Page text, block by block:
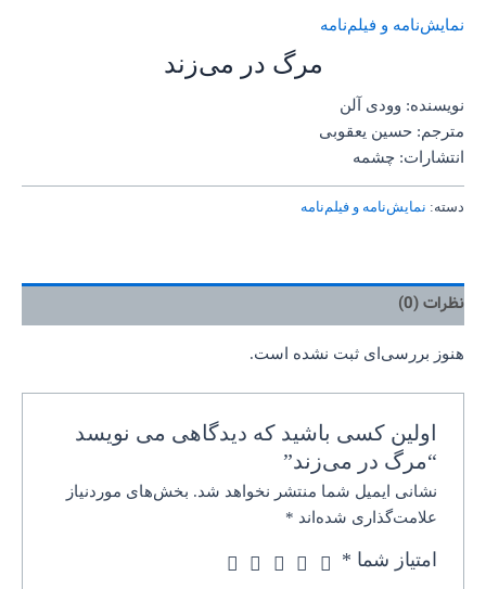
نمایش‌نامه و فیلم‌نامه
مرگ در می‌زند
نویسنده: وودی آلن
مترجم: حسین یعقوبی
انتشارات: چشمه
دسته: نمایش‌نامه و فیلم‌نامه
نظرات (0)
هنوز بررسی‌ای ثبت نشده است.
اولین کسی باشید که دیدگاهی می نویسد
“مرگ در می‌زند”
نشانی ایمیل شما منتشر نخواهد شد. بخش‌های موردنیاز
علامت‌گذاری شده‌اند *
امتیاز شما *